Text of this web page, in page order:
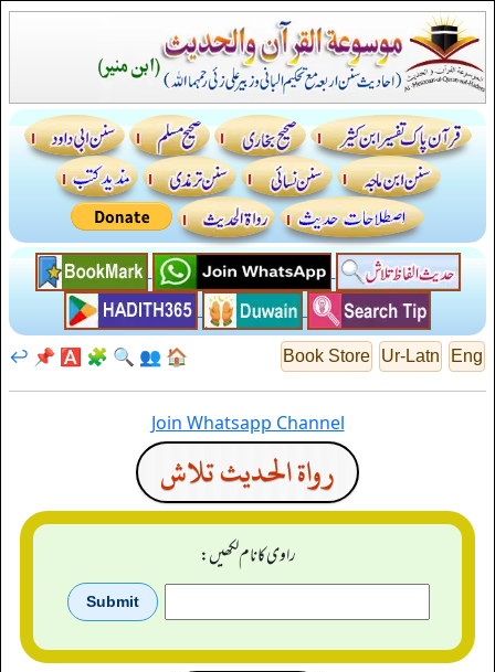
Eng
Ur-Latn
Book Store
🏠
👥
🔍
🧩
🅰️
📌
↩️
Join Whatsapp Channel
رواة الحديث تلاش
راوی کا نام لکھیں: